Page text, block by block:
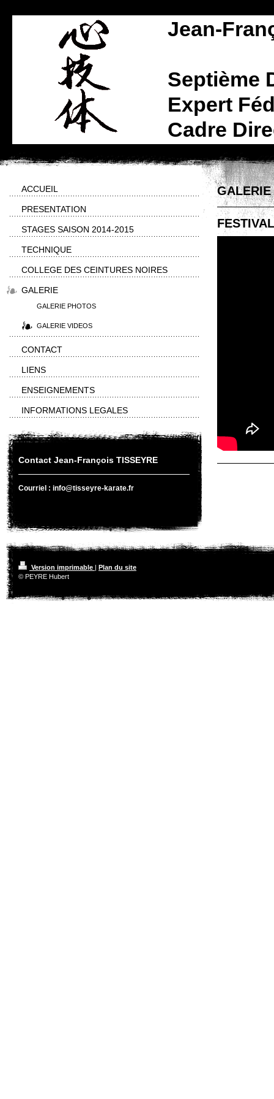
Jean-
Septième
Expert
Cadre
GALERIE
ACCUEIL
PRESENTATION
STAGES SAISON 2014-2015
TECHNIQUE
COLLEGE DES CEINTURES NOIRES
GALERIE
GALERIE PHOTOS
GALERIE VIDEOS
CONTACT
LIENS
ENSEIGNEMENTS
INFORMATIONS LEGALES
Contact Jean-François TISSEYRE
Courriel : info@tisseyre-karate.fr
Version imprimable | Plan du site
© PEYRE Hubert